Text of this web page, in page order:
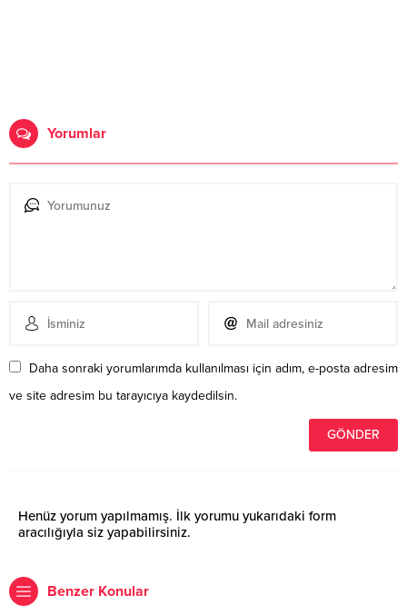
Yorumlar
Daha sonraki yorumlarımda kullanılması için adım, e-posta adresim
ve site adresim bu tarayıcıya kaydedilsin.
Henüz yorum yapılmamış. İlk yorumu yukarıdaki form
aracılığıyla siz yapabilirsiniz.
Benzer Konular